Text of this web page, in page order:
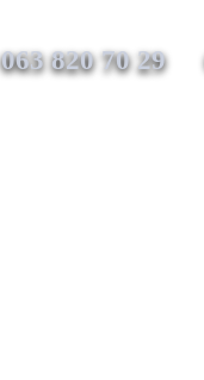
063 820 70 29